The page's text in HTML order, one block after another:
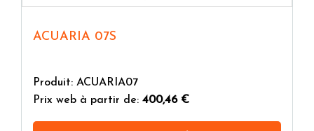
ACUARIA 07S
Produit: ACUARIA07
Prix web à partir de: 400,46 €